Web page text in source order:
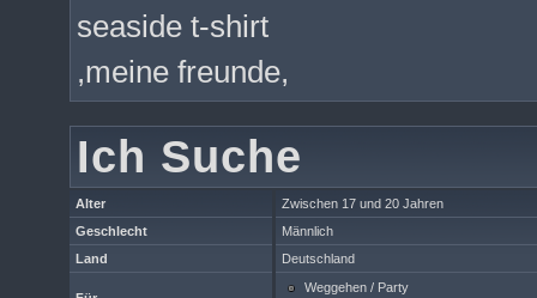
seaside t-shirt
,meine freunde,
Ich Suche
Alter
Zwischen 17 und 20 Jahren
Geschlecht
Männlich
Land
Deutschland
Weggehen / Party